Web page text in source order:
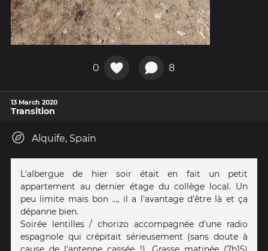
0 8
13 March 2020
Transition
Alquife, Spain
L'albergue de hier soir était en fait un petit
appartement au dernier étage du collège local. Un
peu limite mais bon ..., il a l'avantage d'être là et ça
dépanne bien.
Soirée lentilles / chorizo accompagnée d'une radio
espagnole qui crépitait sérieusement (sans doute à